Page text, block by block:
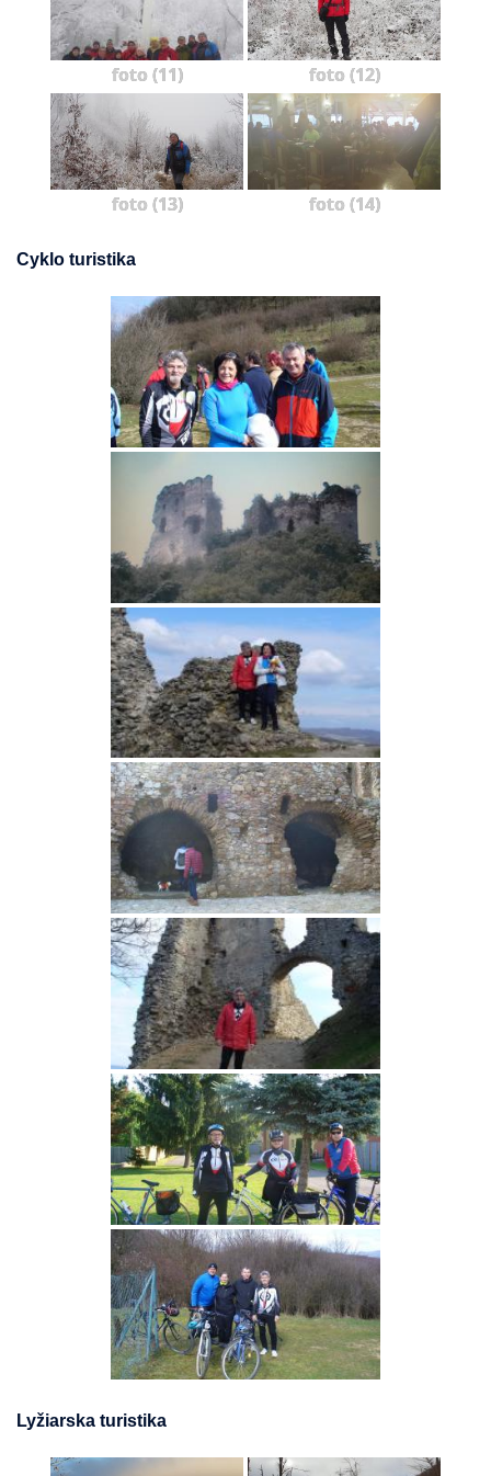
foto (11) foto (12)
foto (13) foto (14)
Cyklo turistika
Lyžiarska turistika